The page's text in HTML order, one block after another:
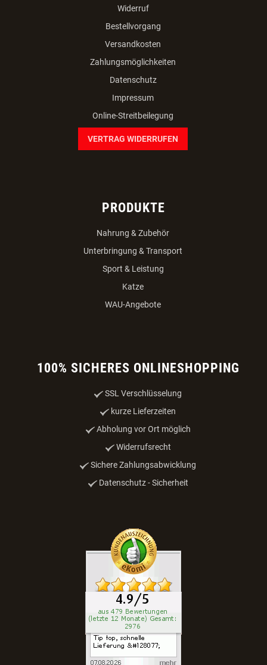
Widerruf
Bestellvorgang
Versandkosten
Zahlungsmöglichkeiten
Datenschutz
Impressum
Online-Streitbeilegung
VERTRAG WIDERRUFEN
PRODUKTE
Nahrung & Zubehör
Unterbringung & Transport
Sport & Leistung
Katze
WAU-Angebote
100% SICHERES ONLINESHOPPING
SSL Verschlüsselung
kurze Lieferzeiten
Abholung vor Ort möglich
Widerrufsrecht
Sichere Zahlungsabwicklung
Datenschutz - Sicherheit